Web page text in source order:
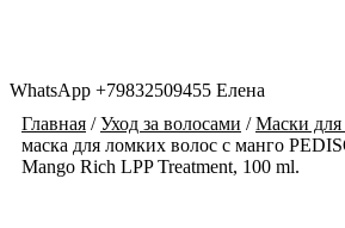
WhatsApp +79832509455 Елена
Главная /Уход за волосами /Маски для
маска для ломких волос с манго
Mango Rich LPP Treatment, 100 ml.